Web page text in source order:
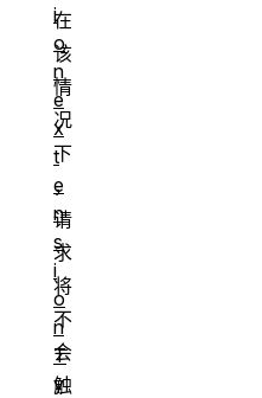
在
该
情
况
下
，
请
求
将
不
会
触
i
o
n
e
x
t
e
n
s
i
o
n
T
y